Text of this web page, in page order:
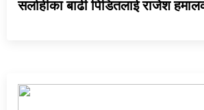
सर्लाहीका बाढी पिडितलाई राजेश